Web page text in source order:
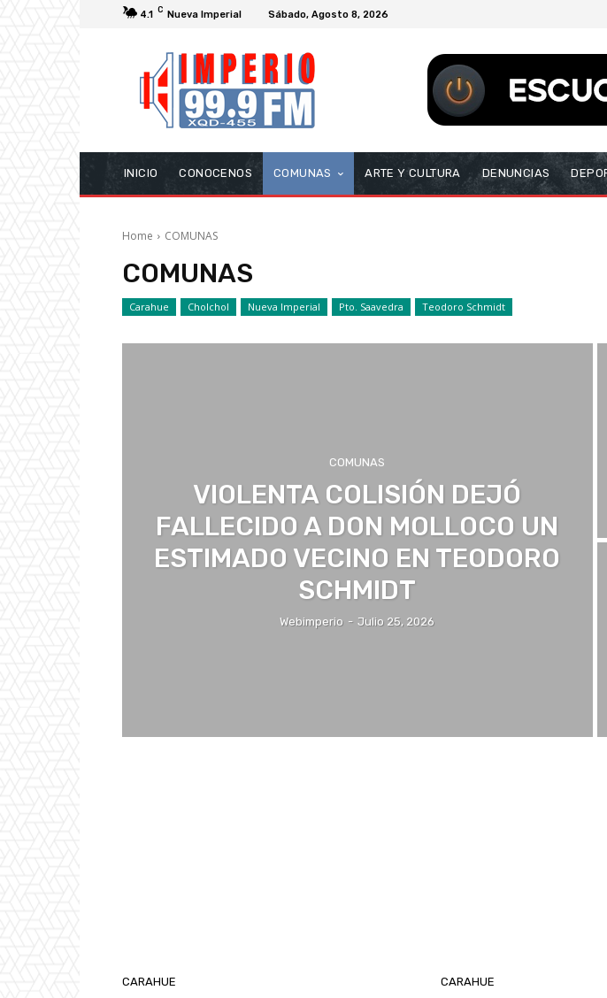
4.1 C Nueva Imperial Sábado, Agosto 8, 2026
INICIO CONOCENOS COMUNAS ARTE Y CULTURA DENUNCIAS
Home COMUNAS
COMUNAS
Carahue Cholchol Nueva Imperial Pto. Saavedra Teodoro Schmidt
COMUNAS
VIOLENTA COLISIÓN DEJÓ
FALLECIDO A DON MOLLOCO UN
ESTIMADO VECINO EN TEODORO
SCHMIDT
Webimperio - Julio 25, 2026
CARAHUE CARAHUE